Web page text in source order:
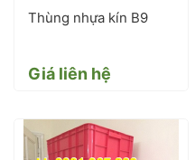
Thùng nhựa kín B9
Giá liên hệ